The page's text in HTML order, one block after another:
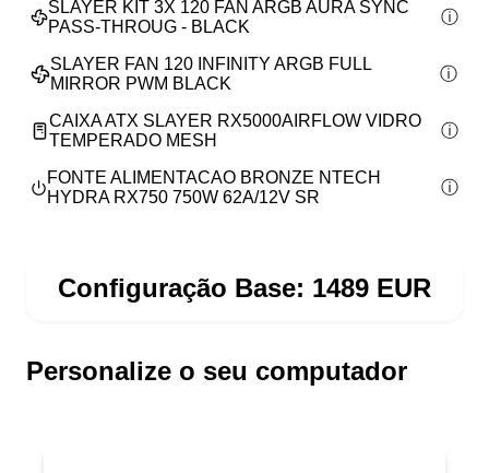
SLAYER KIT 3X 120 FAN ARGB AURA SYNC
PASS-THROUG - BLACK
SLAYER FAN 120 INFINITY ARGB FULL
MIRROR PWM BLACK
CAIXA ATX SLAYER RX5000AIRFLOW VIDRO
TEMPERADO MESH
FONTE ALIMENTACAO BRONZE NTECH
HYDRA RX750 750W 62A/12V SR
Configuração Base: 1489 EUR
Personalize o seu computador